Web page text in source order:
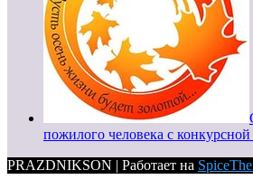
пожилого человека с
PRAZDNIKSON | Работает на